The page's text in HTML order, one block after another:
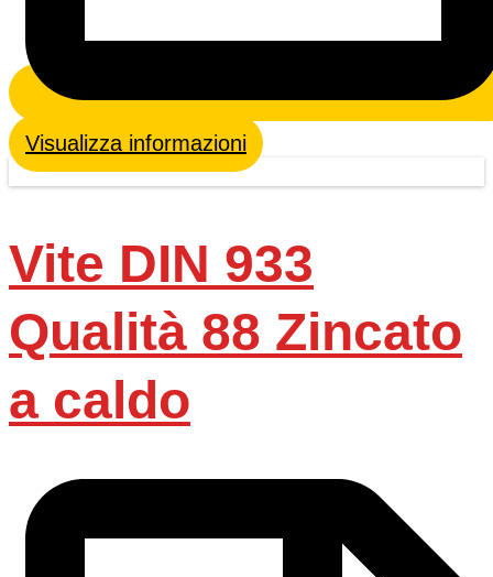
Visualizza informazioni
Vite DIN 933
Qualità 88 Zincato
a caldo